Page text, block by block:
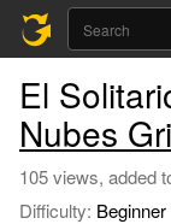
El
Nubes
105 views, added
Difficulty: Beginner